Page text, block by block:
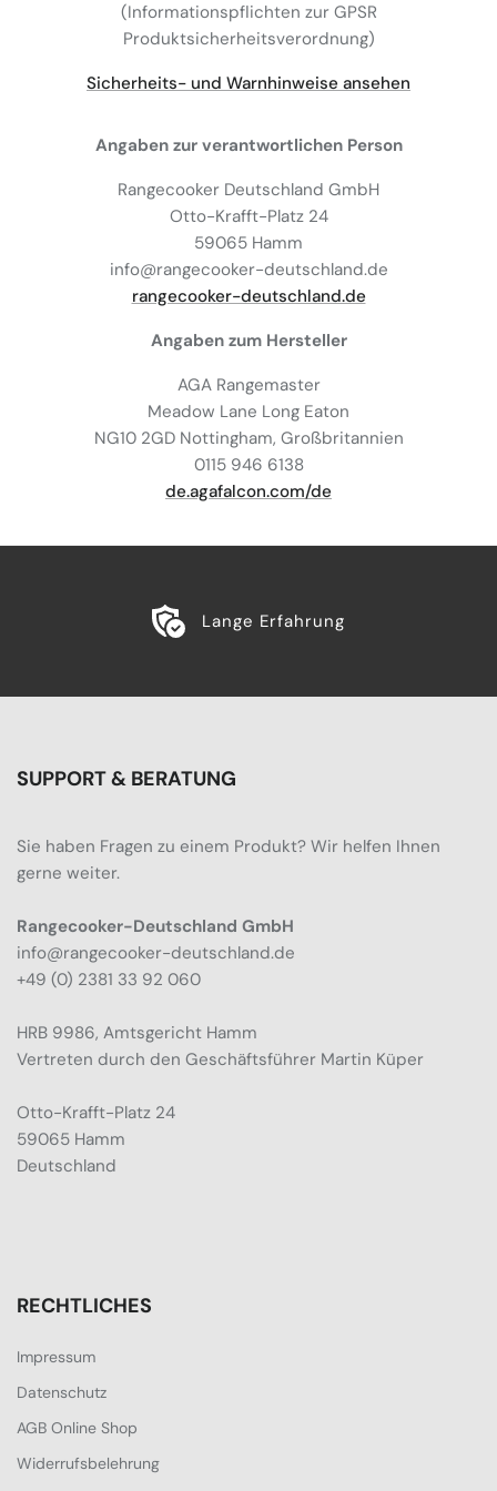
(Informationspflichten zur GPSR
Produktsicherheitsverordnung)
Sicherheits- und Warnhinweise ansehen
Angaben zur verantwortlichen Person
Rangecooker Deutschland GmbH
Otto-Krafft-Platz 24
59065 Hamm
info@rangecooker-deutschland.de
rangecooker-deutschland.de
Angaben zum Hersteller
AGA Rangemaster
Meadow Lane Long Eaton
NG10 2GD Nottingham, Großbritannien
0115 946 6138
de.agafalcon.com/de
Lange Erfahrung
SUPPORT & BERATUNG
Sie haben Fragen zu einem Produkt? Wir helfen Ihnen
gerne weiter.
Rangecooker-Deutschland GmbH
info@rangecooker-deutschland.de
+49 (0) 2381 33 92 060
HRB 9986, Amtsgericht Hamm
Vertreten durch den Geschäftsführer Martin Küper
Otto-Krafft-Platz 24
59065 Hamm
Deutschland
RECHTLICHES
Impressum
Datenschutz
AGB Online Shop
Widerrufsbelehrung